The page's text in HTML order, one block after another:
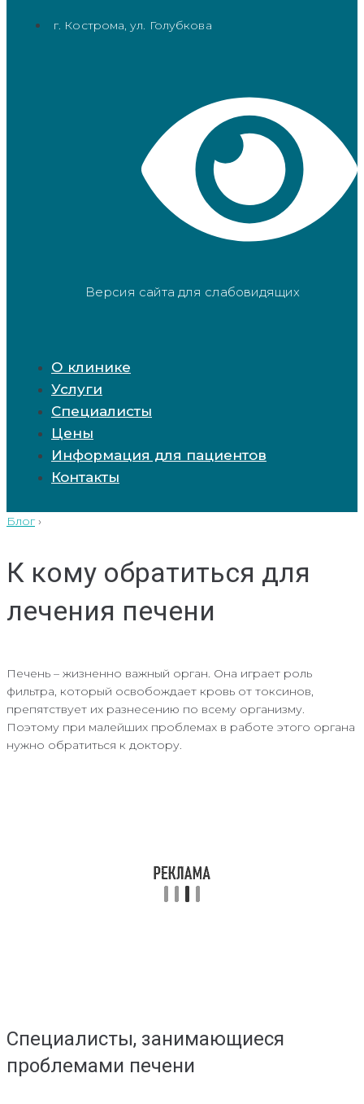
г. Кострома, ул. Голубкова
Версия сайта для слабовидящих
О клинике
Услуги
Специалисты
Цены
Информация для пациентов
Контакты
Блог ›
К кому обратиться для
лечения печени
Печень – жизненно важный орган. Она играет роль
фильтра, который освобождает кровь от токсинов,
препятствует их разнесению по всему организму.
Поэтому при малейших проблемах в работе этого органа
нужно обратиться к доктору.
Специалисты, занимающиеся
проблемами печени